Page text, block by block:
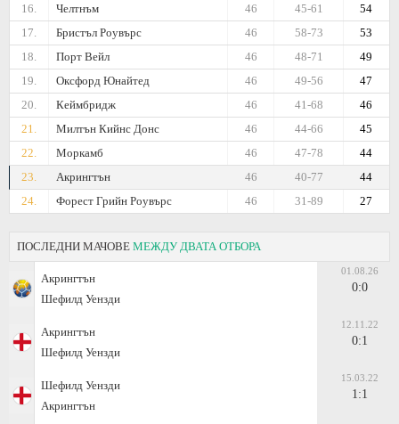
16.
Челтнъм 54
45-61
46
17.
Бристъл Роувърс 53
58-73
46
18.
Порт Вейл 49
48-71
46
19.
Оксфорд Юнайтед 47
49-56
46
20.
Кеймбридж 46
41-68
46
21.
Милтън Кийнс Донс 45
44-66
46
22.
Моркамб 44
47-78
46
23.
Акрингтън 44
40-77
46
24.
Форест Грийн Роувърс 27
31-89
46
ПОСЛЕДНИ МАЧОВЕ МЕЖДУ ДВАТА ОТБОРА
Акрингтън
Шефилд Уензди
01.08.26
0:0
Акрингтън
Шефилд Уензди
12.11.22
0:1
Шефилд Уензди
Акрингтън
15.03.22
1:1